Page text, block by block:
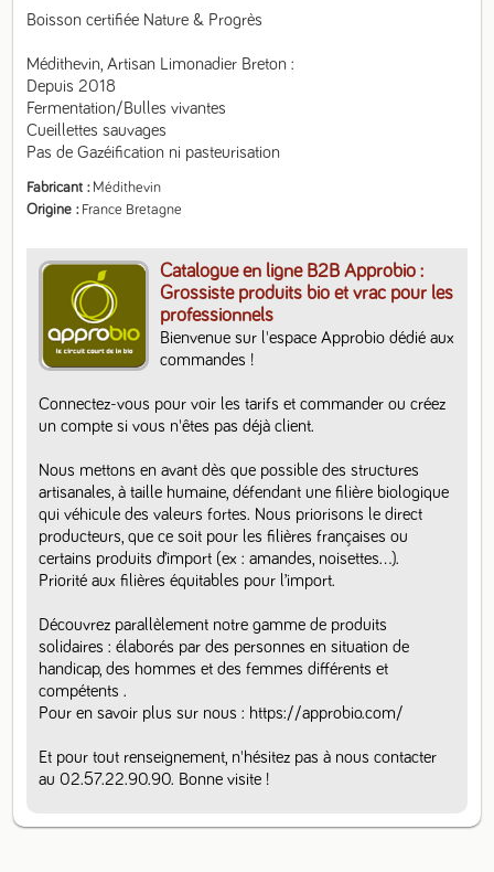
Boisson certifiée Nature & Progrès
Médithevin, Artisan Limonadier Breton :
Depuis 2018
Fermentation/Bulles vivantes
Cueillettes sauvages
Pas de Gazéification ni pasteurisation
Fabricant
Médithevin
Origine
France Bretagne
Catalogue en ligne B2B Approbio :
Grossiste produits bio et vrac pour les
professionnels
Bienvenue sur l'espace Approbio dédié aux
commandes !
Connectez-vous pour voir les tarifs et commander ou créez
un compte si vous n'êtes pas déjà client.
Nous mettons en avant dès que possible des structures
artisanales, à taille humaine, défendant une filière biologique
qui véhicule des valeurs fortes. Nous priorisons le direct
producteurs, que ce soit pour les filières françaises ou
certains produits d’import (ex : amandes, noisettes…).
Priorité aux filières équitables pour l’import.
Découvrez parallèlement notre gamme de produits
solidaires : élaborés par des personnes en situation de
handicap, des hommes et des femmes différents et
compétents .
Pour en savoir plus sur nous : https://approbio.com/
Et pour tout renseignement, n'hésitez pas à nous contacter